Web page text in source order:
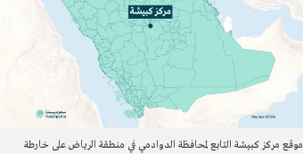
موقع مركز كبيشة التابع لمحافظة الدوادمي في منطقة الرياض على خارطة